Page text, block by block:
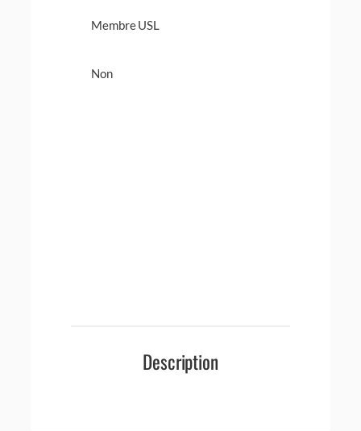
Membre USL
Non
Description